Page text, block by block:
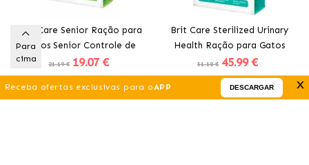
Brit Care Senior Ração para
Gatos Senior Controle de
Peso
21.19 € 19.07 €
Comprar
Brit Care Sterilized Urinary
Health Ração para Gatos
Esterilizados com Frango
51.10 € 45.99 €
Comprar
Receba ofertas exclusivas para oAPP DESCARGAR x
Para
cima